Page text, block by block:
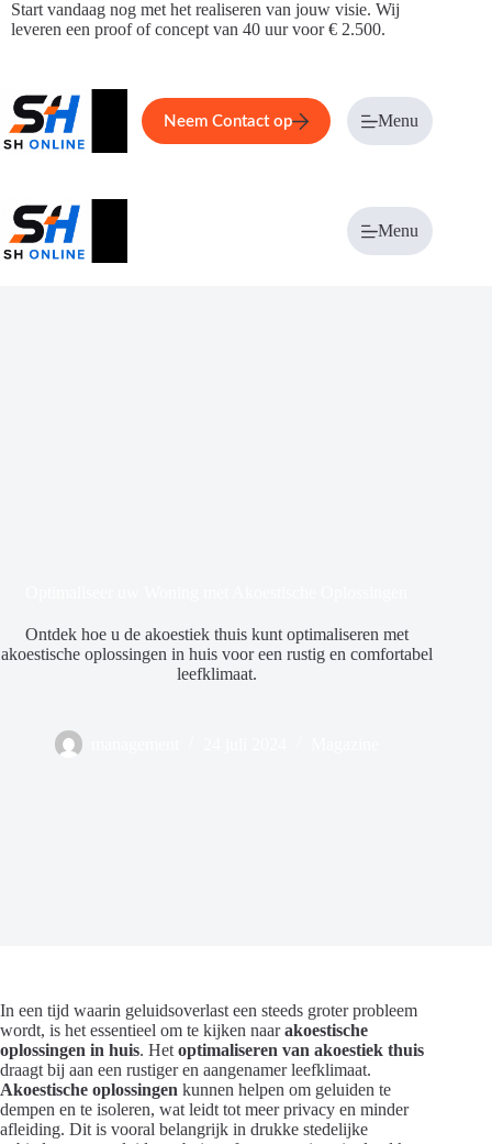
Ga
naar
Start vandaag nog met het realiseren van jouw visie. Wij
leveren een proof of concept van 40 uur voor € 2.500.
Home Service Over ons
Neem Contact op Menu
Menu
Ontdek hoe u de akoestiek thuis kunt optimaliseren met
akoestische oplossingen in huis voor een rustig en comfortabel
leefklimaat.
In een tijd waarin geluidsoverlast een steeds groter probleem
wordt, is het essentieel om te kijken naarakoestische
oplossingen in huis. Het optimaliseren van akoestiek thuis
draagt bij aan een rustiger en aangenamer leefklimaat.
Akoestische oplossingen kunnen helpen om geluiden te
dempen en te isoleren, wat leidt tot meer privacy en minder
afleiding. Dit is vooral belangrijk in drukke stedelijke